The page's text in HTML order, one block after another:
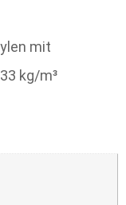
mit
kg/m³